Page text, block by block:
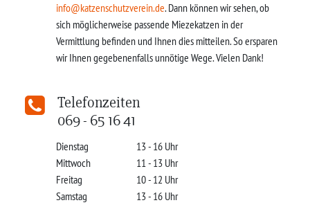
info@katzenschutzverein.de. Dann können wir sehen, ob
sich möglicherweise passende Miezekatzen in der
Vermittlung befinden und Ihnen dies mitteilen. So ersparen
wir Ihnen gegebenenfalls unnötige Wege. Vielen Dank!
Telefonzeiten
069 - 65 16 41
Dienstag
13 - 16 Uhr
Mittwoch
11 - 13 Uhr
Freitag
10 - 12 Uhr
Samstag
13 - 16 Uhr